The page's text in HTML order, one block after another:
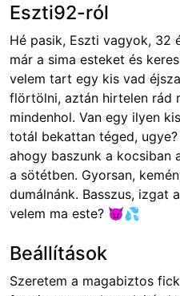
Eszti92-ról
Hé pasik, Eszti vagyok, 32
már a sima esteket és
velem tart egy kis vad
flörtölni, aztán hirtelen rád
mindenhol. Van egy ilyen
totál bekattan téged,
ahogy baszunk a kocsiban
a sötétben. Gyorsan,
dumálnánk. Basszus, izgat
velem ma este? 😈💦
Beállítások
Szeretem a magabiztos